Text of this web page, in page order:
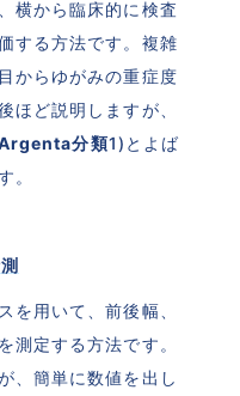
横から臨床的に検査
する方法です。複雑
からゆがみの重症度
ほど説明しますが、
分類1)とよば
。
を用いて、前後幅、
測定する方法です。
、簡単に数値を出し